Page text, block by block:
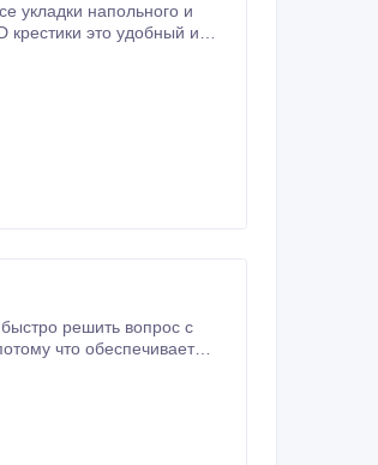
укладки напольного и
это удобный и
решить вопрос с